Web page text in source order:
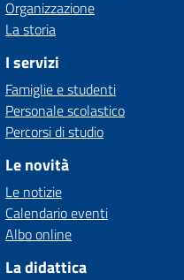
Organizzazione
La storia
I servizi
Famiglie e studenti
Personale scolastico
Percorsi di studio
Le novità
Le notizie
Calendario eventi
Albo online
La didattica